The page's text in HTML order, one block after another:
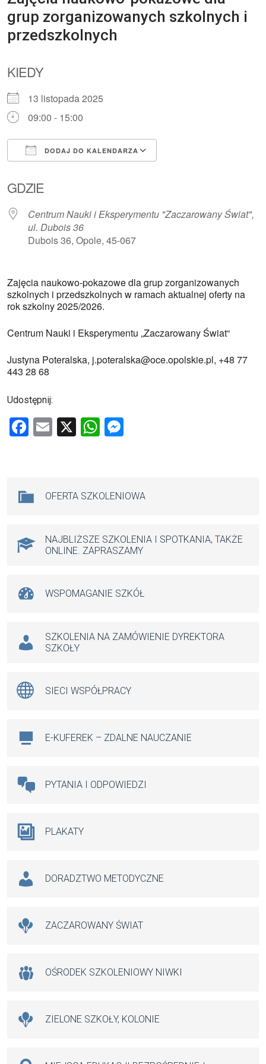
grup zorganizowanych szkolnych i
przedszkolnych
KIEDY
13 listopada 2025
09:00 - 15:00
DODAJ DO KALENDARZA
GDZIE
Centrum Nauki i Eksperymentu "Zaczarowany Świat",
ul. Dubois 36
Dubois 36, Opole, 45-067
Zajęcia naukowo-pokazowe dla grup zorganizowanych
szkolnych i przedszkolnych w ramach aktualnej oferty na
rok szkolny 2025/2026.
Centrum Nauki i Eksperymentu „Zaczarowany Świat“
Justyna Poteralska, j.poteralska@oce.opolskie.pl, +48 77
443 28 68
Udostępnij:
F
o
k
E
X
W
A
p
g
OFERTA SZKOLENIOWA
NAJBLIŻSZE SZKOLENIA I SPOTKANIA, TAKŻE
ONLINE. ZAPRASZAMY
WSPOMAGANIE SZKÓŁ
SZKOLENIA NA ZAMÓWIENIE DYREKTORA
SZKOŁY
SIECI WSPÓŁPRACY
E-KUFEREK – ZDALNE NAUCZANIE
PYTANIA I ODPOWIEDZI
PLAKATY
DORADZTWO METODYCZNE
ZACZAROWANY ŚWIAT
OŚRODEK SZKOLENIOWY NIWKI
ZIELONE SZKOŁY, KOLONIE